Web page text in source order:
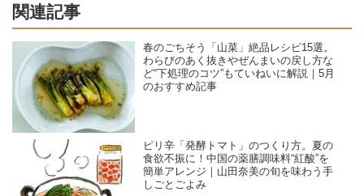
関連記事
春のごちそう「山菜」絶品レシピ15選。
わらびのあく抜きやぜんまいの戻し方な
ど“下処理のコツ”もていねいに解説｜5月
のおすすめ記事
ピリ辛「発酵トマト」のつくり方。夏の
食欲不振に！中国の薬膳調味料“紅酸”を
簡単アレンジ｜山田奈美の旬を味わう手
しごとごよみ